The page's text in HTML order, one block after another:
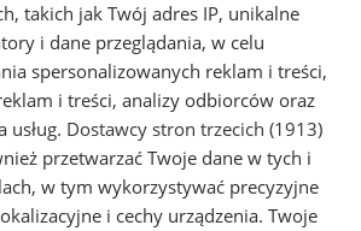
takich jak Twój adres IP, unikalne
i dane przeglądania, w celu
spersonalizowanych reklam i treści,
i treści, analizy odbiorców oraz
usług. Dostawcy stron trzecich (1913)
przetwarzać Twoje dane w tych i
w tym wykorzystywać precyzyjne
i cechy urządzenia. Twoje